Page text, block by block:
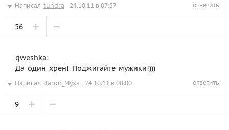
Написал tundra 24.10.11 в 07:57 ответить
56
qweshka:
Да один хрен! Поджигайте мужики!)))
Написал Baron_Myxa 24.10.11 в 08:00 ответить
9